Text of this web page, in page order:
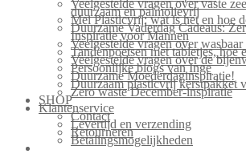
Veelgestelde vragen over vaste
duurzaam en palmolievrij
Mei Plasticvrij: wat is het en hoe
Duurzame Vaderdag Cadeaus:
Inspiratie voor Mannen
Veelgestelde vragen over
Tandenpoetsen met tabletjes, hoe
Veelgestelde vragen over de
Persoonlijke blogs van Inge
Duurzame Moederdaginspiratie!
Duurzaam plasticvrij kerstpakket
Zero waste December-inspiratie
SHOP
Klantenservice
Contact
Levertijd en verzending
Retourneren
Betalingsmogelijkheden